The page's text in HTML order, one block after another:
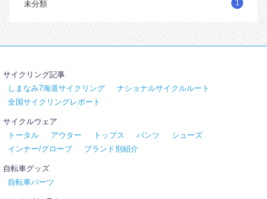
未分類 1
サイクリング記事
しまなみ7海道サイクリング
ナショナルサイクルルート
全国サイクリングレポート
サイクルウェア
トータル
アウター トップス パンツ
シューズ
インナー/グローブ
ブランド別紹介
自転車グッズ
自転車パーツ